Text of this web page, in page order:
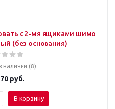
с 2-мя ящиками шимо
(без основания)
наличии (8)
руб.
В корзину